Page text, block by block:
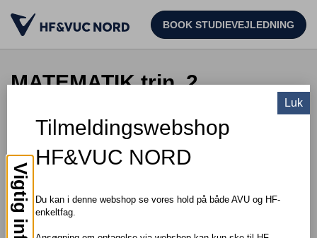
BOOK STUDIEVEJLEDNING
MATEMATIK trin, 2
TIL SØGNING
Pris: DKK 0,00
Vigtig info
Tilmeldingswebshop
HF&VUC NORD
Du kan i denne webshop se vores hold på både AVU og HF-
enkeltfag.
Luk